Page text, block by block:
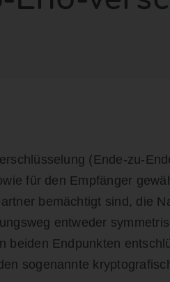
(Ende-zu-
für den Empfänger
bemächtigt sind, die
entweder
beiden Endpunkten
sogenannte